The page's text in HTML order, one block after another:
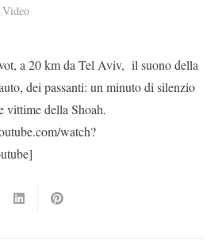
Video
a 20 km da Tel Aviv, il suono della
dei passanti: un minuto di silenzio
vittime della Shoah.
watch?